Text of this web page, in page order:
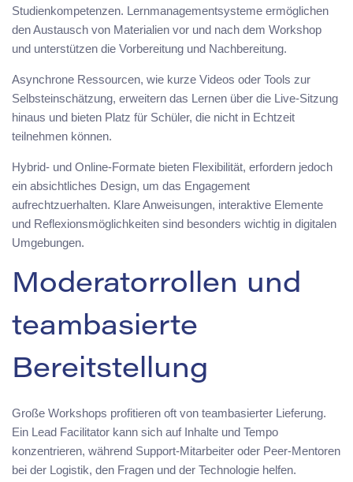
Studienkompetenzen. Lernmanagementsysteme ermöglichen
den Austausch von Materialien vor und nach dem Workshop
und unterstützen die Vorbereitung und Nachbereitung.
Asynchrone Ressourcen, wie kurze Videos oder Tools zur
Selbsteinschätzung, erweitern das Lernen über die Live-Sitzung
hinaus und bieten Platz für Schüler, die nicht in Echtzeit
teilnehmen können.
Hybrid- und Online-Formate bieten Flexibilität, erfordern jedoch
ein absichtliches Design, um das Engagement
aufrechtzuerhalten. Klare Anweisungen, interaktive Elemente
und Reflexionsmöglichkeiten sind besonders wichtig in digitalen
Umgebungen.
Moderatorrollen und
teambasierte
Bereitstellung
Große Workshops profitieren oft von teambasierter Lieferung.
Ein Lead Facilitator kann sich auf Inhalte und Tempo
konzentrieren, während Support-Mitarbeiter oder Peer-Mentoren
bei der Logistik, den Fragen und der Technologie helfen.